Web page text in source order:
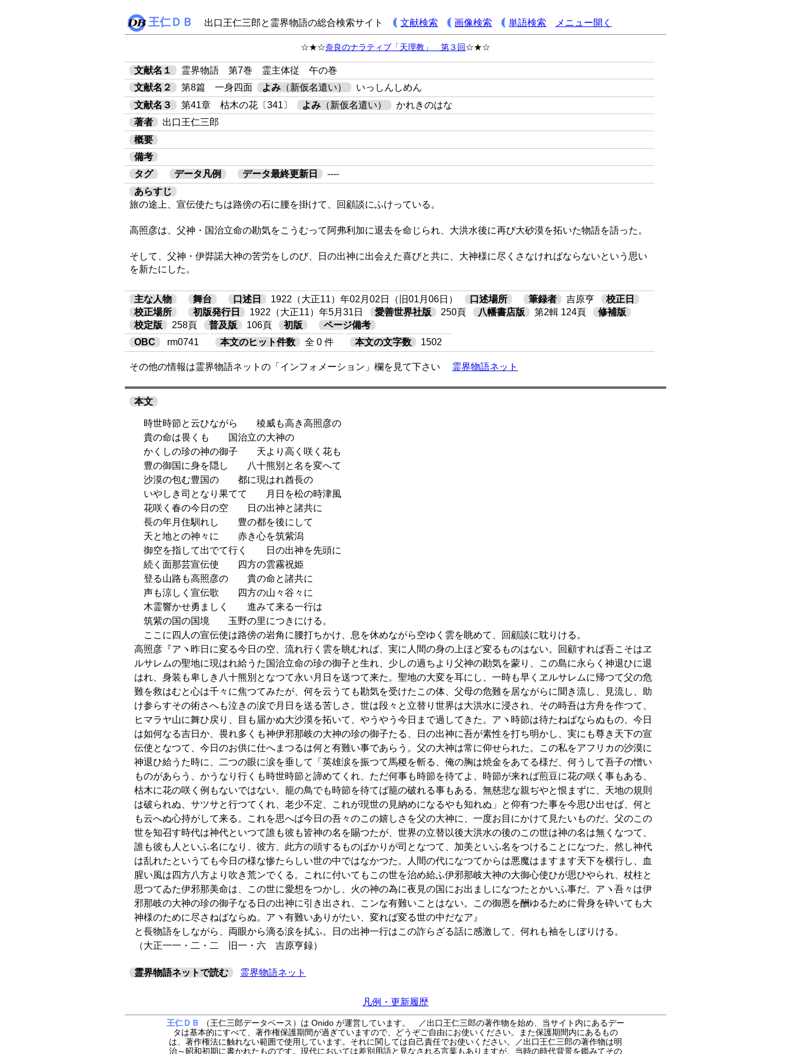
王仁ＤＢ 出口王仁三郎と霊界物語の総合検索サイト 文献検索 画像検索 単語検索 メニュー開く
☆★☆奈良のナラティブ「天理教」 第３回☆★☆
文献名１
霊界物語 第7巻 霊主体従 午の巻
文献名２
第8篇 一身四面 よみ （新仮名遣い）
いっしんしめん
文献名３
第41章 枯木の花〔341〕 よみ （新仮名遣い）
かれきのはな
著者
出口王仁三郎
概要
備考
タグ
データ凡例 データ最終更新日
----
あらすじ
旅の途上、宣伝使たちは路傍の石に腰を掛けて、回顧談にふけっている。
高照彦は、父神・国治立命の勘気をこうむって阿弗利加に退去を命じられ、大洪水後に再び大砂漠を拓いた物語を語った。
そして、父神・伊弉諾大神の苦労をしのび、日の出神に出会えた喜びと共に、大神様に尽くさなければならないという思い
を新たにした。
主な人物 舞台 口述日 1922（大正11）年02月02日（旧01月06日） 口述場所 筆録者 吉原亨
校正日
校正場所
初版発行日 1922（大正11）年5月31日 愛善世界社版 250頁 八幡書店版 第2輯 124頁
修補版
校定版
258頁 普及版 106頁 初版
ページ備考
OBC
rm0741 本文のヒット件数 全 0 件 本文の文字数 1502
その他の情報は霊界物語ネットの「インフォメーション」欄を見て下さい 霊界物語ネット
本文
時世時節と云ひながら 稜威も高き高照彦の
貴の命は畏くも 国治立の大神の
かくしの珍の神の御子 天より高く咲く花も
豊の御国に身を隠し 八十熊別と名を変へて
沙漠の包む豊国の 都に現はれ酋長の
いやしき司となり果てて 月日を松の時津風
花咲く春の今日の空 日の出神と諸共に
長の年月住馴れし 豊の都を後にして
天と地との神々に 赤き心を筑紫潟
御空を指して出でて行く 日の出神を先頭に
続く面那芸宣伝使 四方の雲霧祝姫
登る山路も高照彦の 貴の命と諸共に
声も涼しく宣伝歌 四方の山々谷々に
木霊響かせ勇ましく 進みて来る一行は
筑紫の国の国境 玉野の里につきにける。
ここに四人の宣伝使は路傍の岩角に腰打ちかけ、息を休めながら空ゆく雲を眺めて、回顧談に耽りける。
高照彦『アヽ昨日に変る今日の空、流れ行く雲を眺むれば、実に人間の身の上ほど変るものはない。回顧すれば吾こそはヱ
ルサレムの聖地に現はれ給うた国治立命の珍の御子と生れ、少しの過ちより父神の勘気を蒙り、この島に永らく神退ひに退
はれ、身装も卑しき八十熊別となつて永い月日を送つて来た。聖地の大変を耳にし、一時も早くヱルサレムに帰つて父の危
難を救はむと心は千々に焦つてみたが、何を云うても勘気を受けたこの体、父母の危難を居ながらに聞き流し、見流し、助
け参らすその術さへも泣きの涙で月日を送る苦しさ。世は段々と立替り世界は大洪水に浸され、その時吾は方舟を作つて、
ヒマラヤ山に舞ひ戻り、目も届かぬ大沙漠を拓いて、やうやう今日まで過してきた。アヽ時節は待たねばならぬもの、今日
は如何なる吉日か、畏れ多くも神伊邪那岐の大神の珍の御子たる、日の出神に吾が素性を打ち明かし、実にも尊き天下の宣
伝使となつて、今日のお供に仕へまつるは何と有難い事であらう。父の大神は常に仰せられた。この私をアフリカの沙漠に
神退ひ給うた時に、二つの眼に涙を垂して「英雄涙を振つて馬稷を斬る、俺の胸は焼金をあてる様だ、何うして吾子の憎い
ものがあらう、かうなり行くも時世時節と諦めてくれ、ただ何事も時節を待てよ、時節が来れば煎豆に花の咲く事もある、
枯木に花の咲く例もないではない、籠の鳥でも時節を待てば籠の破れる事もある。無慈悲な親ぢやと恨まずに、天地の規則
は破られぬ、サツサと行つてくれ、老少不定、これが現世の見納めになるやも知れぬ」と仰有つた事を今思ひ出せば、何と
も云へぬ心持がして来る。これを思へば今日の吾々のこの嬉しさを父の大神に、一度お目にかけて見たいものだ。父のこの
世を知召す時代は神代といつて誰も彼も皆神の名を賜つたが、世界の立替以後大洪水の後のこの世は神の名は無くなつて、
誰も彼も人といふ名になり、彼方、此方の頭するものばかりが司となつて、加美といふ名をつけることになつた。然し神代
は乱れたというても今日の様な惨たらしい世の中ではなかつた。人間の代になつてからは悪魔はますます天下を横行し、血
腥い風は四方八方より吹き荒ンでくる。これに付いてもこの世を治め給ふ伊邪那岐大神の大御心使ひが思ひやられ、杖柱と
思つてゐた伊邪那美命は、この世に愛想をつかし、火の神の為に夜見の国にお出ましになつたとかいふ事だ。アヽ吾々は伊
邪那岐の大神の珍の御子なる日の出神に引き出され、こンな有難いことはない。この御恩を酬ゆるために骨身を砕いても大
神様のために尽さねばならぬ。アヽ有難いありがたい、変れば変る世の中だなア』
と長物語をしながら、両眼から滴る涙を拭ふ。日の出神一行はこの詐らざる話に感激して、何れも袖をしぼりける。
（大正一一・二・二 旧一・六 吉原亨録）
霊界物語ネットで読む 霊界物語ネット
凡例・更新履歴
王仁ＤＢ （王仁三郎データベース）は Onido が運営しています。
／出口王仁三郎の著作物を始め、当サイト内にあるデー
タは基本的にすべて、著作権保護期間が過ぎていますので、どうぞご自由にお使いください。また保護期間内にあるもの
は、著作権法に触れない範囲で使用しています。それに関しては自己責任でお使いください。／出口王仁三郎の著作物は明
治～昭和初期に書かれたものです。現代においては差別用語と見なされる言葉もありますが、当時の時代背景を鑑みてその